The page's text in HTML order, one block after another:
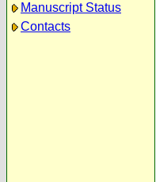
Manuscript Status
Contacts